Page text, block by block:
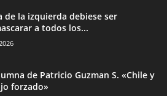
de la izquierda debiese ser
a todos los...
de Patricio Guzman S. «Chile y
forzado»